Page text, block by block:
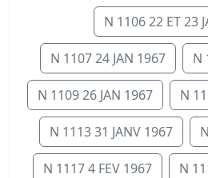
N 1106 22 ET 23
N 1107 24 JAN 1967 N
N 1109 26 JAN 1967 N
N 1113 31 JANV 1967
N 1117 4 FEV 1967 N